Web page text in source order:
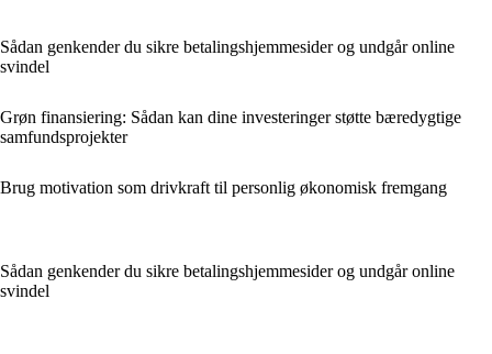
Sådan genkender du sikre betalingshjemmesider og undgår online
svindel
Grøn finansiering: Sådan kan dine investeringer støtte bæredygtige
samfundsprojekter
Brug motivation som drivkraft til personlig økonomisk fremgang
Sådan genkender du sikre betalingshjemmesider og undgår online
svindel